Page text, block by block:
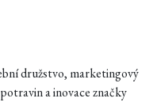
družstvo, marketingový
a inovace značky